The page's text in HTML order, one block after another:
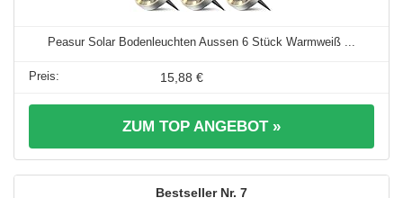
Peasur Solar Bodenleuchten Aussen 6 Stück Warmweiß ...
15,88 €
ZUM TOP ANGEBOT »
7